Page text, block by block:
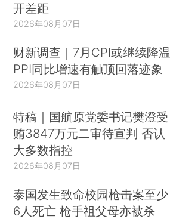
开差距
2026年08月07日
财新调查｜7月CPI或继续降温
PPI同比增速有触顶回落迹象
2026年08月07日
特稿｜国航原党委书记樊澄受
贿3847万元二审待宣判 否认
大多数指控
2026年08月07日
泰国发生致命校园枪击案至少
6人死亡 枪手祖父母亦被杀